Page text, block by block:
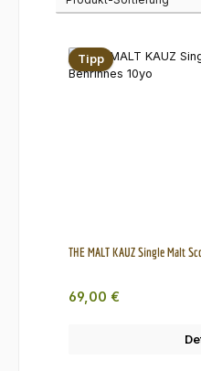
Tipp
THE MALT KAUZ Single Malt
Regulärer Preis:
69,00 €